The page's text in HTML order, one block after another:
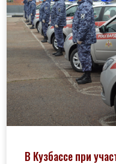
В Кузбассе при